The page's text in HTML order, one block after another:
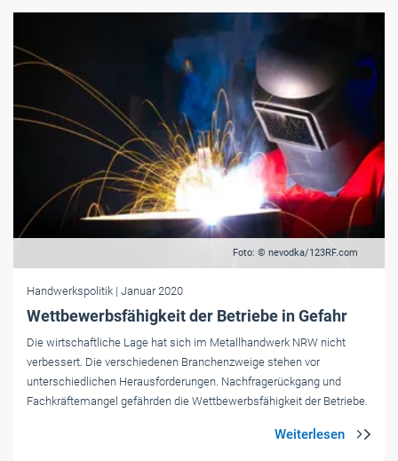
Foto: © nevodka/123RF.com
Handwerkspolitik | Januar 2020
Wettbewerbsfähigkeit der Betriebe in Gefahr
Die wirtschaftliche Lage hat sich im Metallhandwerk NRW nicht
verbessert. Die verschiedenen Branchenzweige stehen vor
unterschiedlichen Herausforderungen. Nachfragerückgang und
Fachkräftemangel gefährden die Wettbewerbsfähigkeit der Betriebe.